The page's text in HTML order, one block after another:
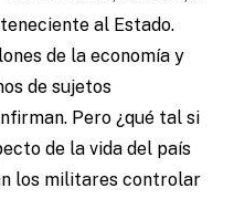
al Estado.
de la economía y
de sujetos
Pero ¿qué tal si
de la vida del país
los militares controlar